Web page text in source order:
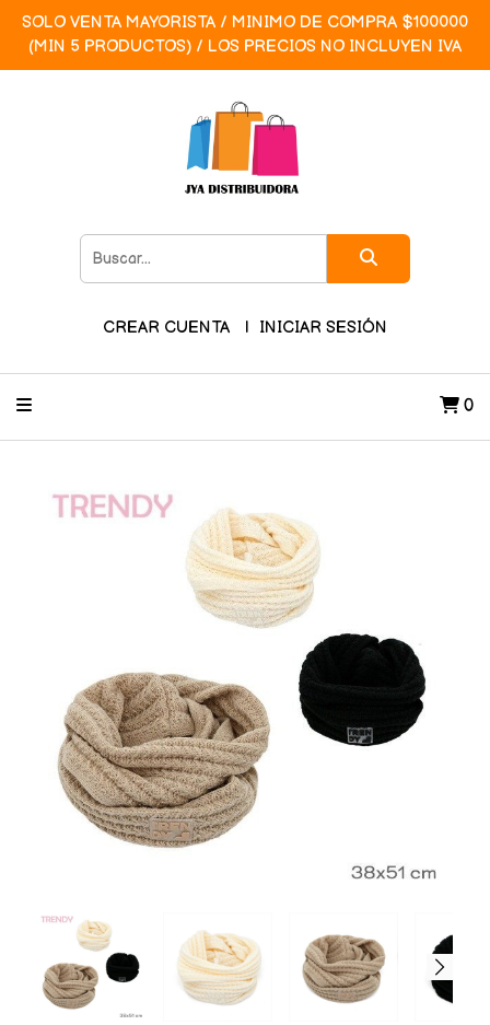
SOLO VENTA MAYORISTA / MINIMO DE COMPRA $100000
(MIN 5 PRODUCTOS) / LOS PRECIOS NO INCLUYEN IVA
CREAR CUENTA INICIAR SESIÓN
0